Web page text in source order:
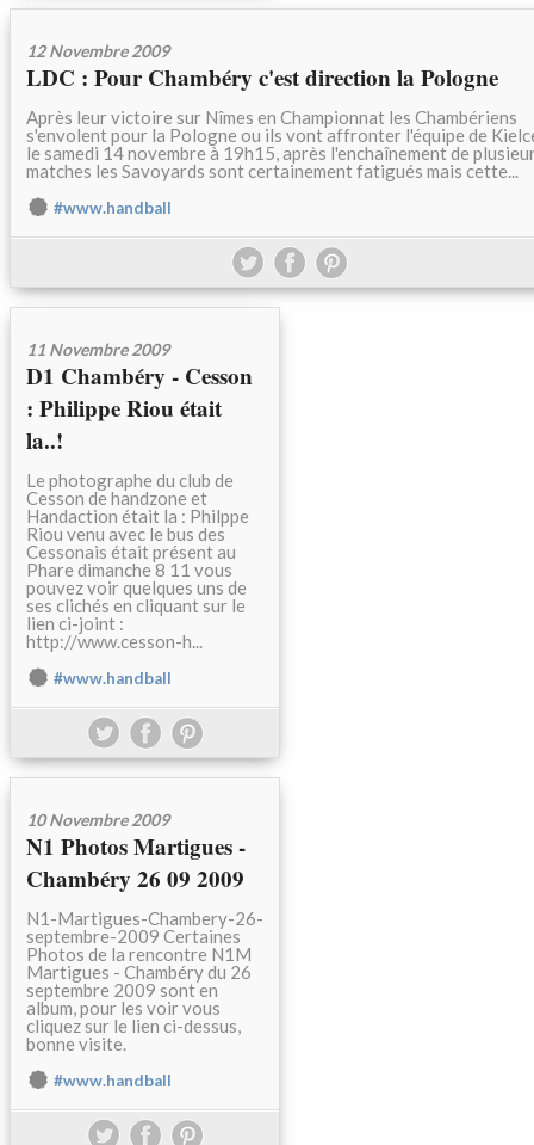
12 Novembre 2009
LDC : Pour Chambéry c'est direction la Pologne
Après leur victoire sur Nîmes en Championnat les Chambériens
s'envolent pour la Pologne ou ils vont affronter l'équipe de
le samedi 14 novembre à 19h15, après l'enchaînement de
matches les Savoyards sont certainement fatigués mais cette...
#www.handball
11 Novembre 2009
D1 Chambéry - Cesson
: Philippe Riou était
la..!
Le photographe du club de
Cesson de handzone et
Handaction était la : Philppe
Riou venu avec le bus des
Cessonais était présent au
Phare dimanche 8 11 vous
pouvez voir quelques uns de
ses clichés en cliquant sur le
lien ci-joint :
http://www.cesson-h...
#www.handball
10 Novembre 2009
N1 Photos Martigues -
Chambéry 26 09 2009
N1-Martigues-Chambery-26-
septembre-2009 Certaines
Photos de la rencontre N1M
Martigues - Chambéry du 26
septembre 2009 sont en
album, pour les voir vous
cliquez sur le lien ci-dessus,
bonne visite.
#www.handball